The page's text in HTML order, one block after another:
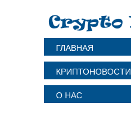
ГЛАВНАЯ
КРИПТОНОВОСТИ
О НАС